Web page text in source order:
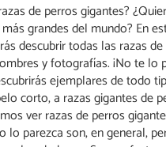
de perros gigantes?
grandes del mundo? En
descubrir todas las razas
y fotografías. ¡No te lo
ejemplares de todo
corto, a razas gigantes de
ver razas de perros
lo parezca son, en general,